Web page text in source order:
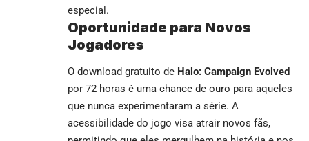
especial.
Oportunidade para Novos
Jogadores
O download gratuito de Halo: Campaign Evolved
por 72 horas é uma chance de ouro para aqueles
que nunca experimentaram a série. A
acessibilidade do jogo visa atrair novos fãs,